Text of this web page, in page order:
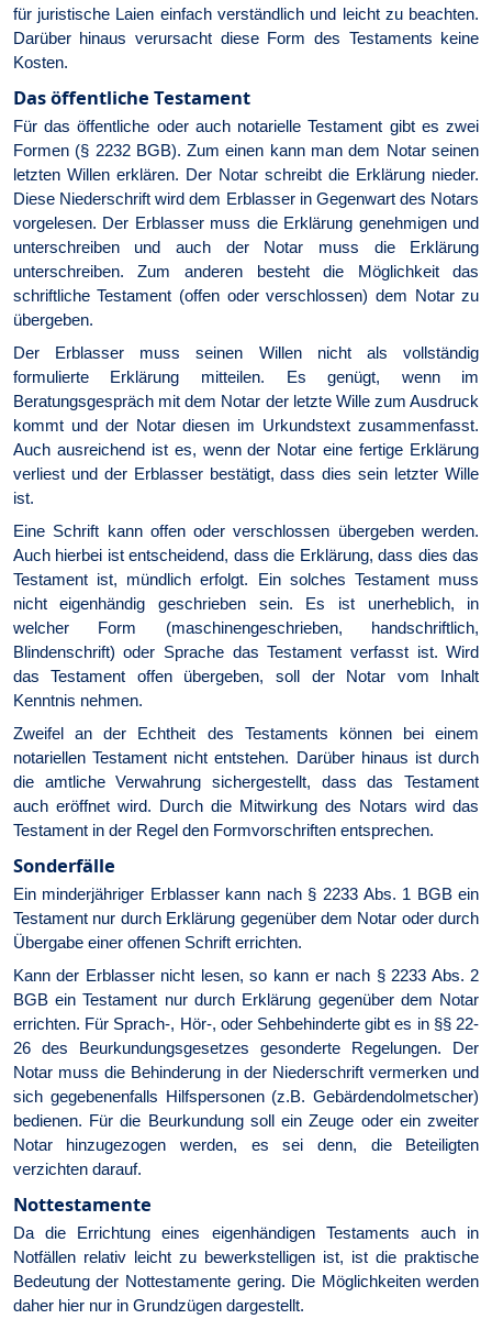
für juristische Laien einfach verständlich und leicht zu beachten.
Darüber hinaus verursacht diese Form des Testaments keine
Kosten.
Das öffentliche Testament
Für das öffentliche oder auch notarielle Testament gibt es zwei
Formen (§ 2232 BGB). Zum einen kann man dem Notar seinen
letzten Willen erklären. Der Notar schreibt die Erklärung nieder.
Diese Niederschrift wird dem Erblasser in Gegenwart des Notars
vorgelesen. Der Erblasser muss die Erklärung genehmigen und
unterschreiben und auch der Notar muss die Erklärung
unterschreiben. Zum anderen besteht die Möglichkeit das
schriftliche Testament (offen oder verschlossen) dem Notar zu
übergeben.
Der Erblasser muss seinen Willen nicht als vollständig
formulierte Erklärung mitteilen. Es genügt, wenn im
Beratungsgespräch mit dem Notar der letzte Wille zum Ausdruck
kommt und der Notar diesen im Urkundstext zusammenfasst.
Auch ausreichend ist es, wenn der Notar eine fertige Erklärung
verliest und der Erblasser bestätigt, dass dies sein letzter Wille
ist.
Eine Schrift kann offen oder verschlossen übergeben werden.
Auch hierbei ist entscheidend, dass die Erklärung, dass dies das
Testament ist, mündlich erfolgt. Ein solches Testament muss
nicht eigenhändig geschrieben sein. Es ist unerheblich, in
welcher Form (maschinengeschrieben, handschriftlich,
Blindenschrift) oder Sprache das Testament verfasst ist. Wird
das Testament offen übergeben, soll der Notar vom Inhalt
Kenntnis nehmen.
Zweifel an der Echtheit des Testaments können bei einem
notariellen Testament nicht entstehen. Darüber hinaus ist durch
die amtliche Verwahrung sichergestellt, dass das Testament
auch eröffnet wird. Durch die Mitwirkung des Notars wird das
Testament in der Regel den Formvorschriften entsprechen.
Sonderfälle
Ein minderjähriger Erblasser kann nach § 2233 Abs. 1 BGB ein
Testament nur durch Erklärung gegenüber dem Notar oder durch
Übergabe einer offenen Schrift errichten.
Kann der Erblasser nicht lesen, so kann er nach § 2233 Abs. 2
BGB ein Testament nur durch Erklärung gegenüber dem Notar
errichten. Für Sprach-, Hör-, oder Sehbehinderte gibt es in §§ 22-
26 des Beurkundungsgesetzes gesonderte Regelungen. Der
Notar muss die Behinderung in der Niederschrift vermerken und
sich gegebenenfalls Hilfspersonen (z.B. Gebärdendolmetscher)
bedienen. Für die Beurkundung soll ein Zeuge oder ein zweiter
Notar hinzugezogen werden, es sei denn, die Beteiligten
verzichten darauf.
Nottestamente
Da die Errichtung eines eigenhändigen Testaments auch in
Notfällen relativ leicht zu bewerkstelligen ist, ist die praktische
Bedeutung der Nottestamente gering. Die Möglichkeiten werden
daher hier nur in Grundzügen dargestellt.